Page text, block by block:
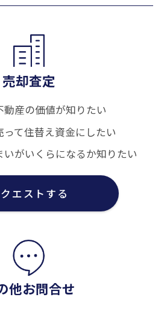
売却査定
動産の価値が知りたい
って住替え資金にしたい
いがいくらになるか知りたい
エストする
他お問合せ